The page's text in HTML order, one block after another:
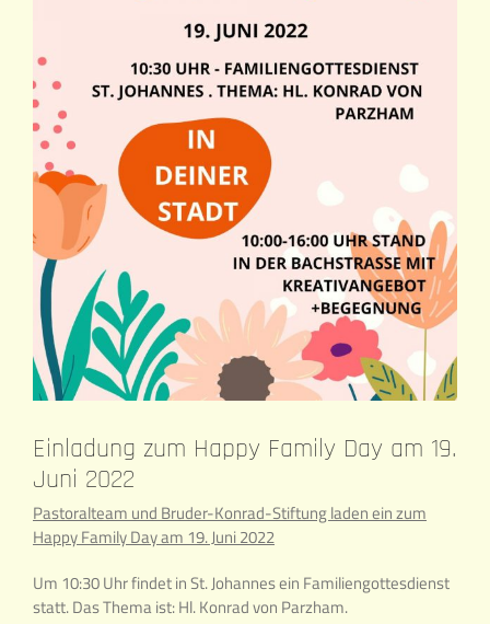
Einladung zum Happy Family Day am 19.
Juni 2022
Pastoralteam und Bruder-Konrad-Stiftung laden ein zum
Happy Family Day am 19. Juni 2022
Um 10:30 Uhr findet in St. Johannes ein Familiengottesdienst
statt. Das Thema ist: Hl. Konrad von Parzham.